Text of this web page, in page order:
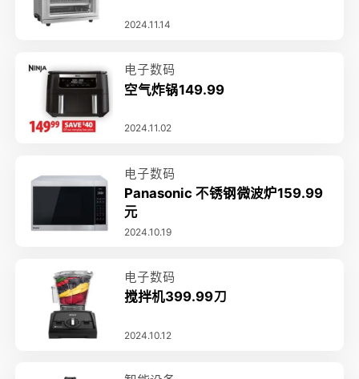
2024.11.14
电子数码
空气炸锅149.99
2024.11.02
电子数码
Panasonic 不锈钢微波炉159.99
元
2024.10.19
电子数码
搅拌机399.99刀
2024.10.12